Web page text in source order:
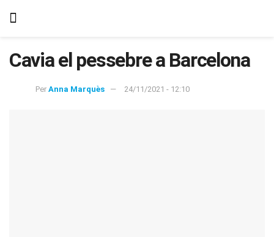
Cavia el pessebre a Barcelona
Per Anna Marquès 24/11/2021 - 12:10